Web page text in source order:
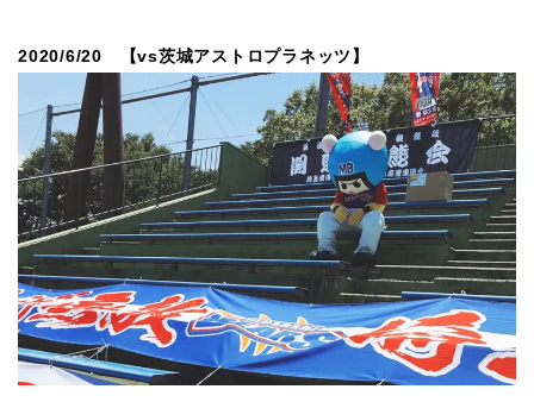
2020/6/20 【vs茨城アストロプラネッツ】